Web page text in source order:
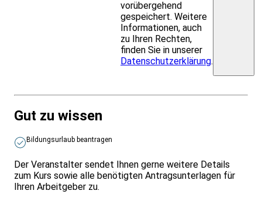
vorübergehend
gespeichert. Weitere
Informationen, auch
zu Ihren Rechten,
finden Sie in unserer
Datenschutzerklärung.
Gut zu wissen
Bildungsurlaub beantragen
Der Veranstalter sendet Ihnen gerne weitere Details
zum Kurs sowie alle benötigten Antragsunterlagen für
Ihren Arbeitgeber zu.